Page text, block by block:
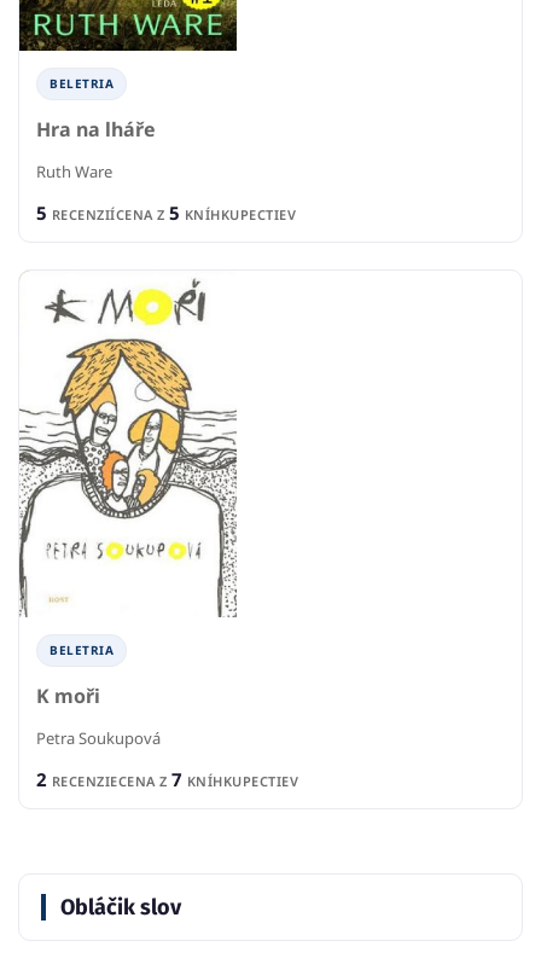
BELETRIA
Hra na lháře
Ruth Ware
5 RECENZIÍCENA Z 5 KNÍHKUPECTIEV
BELETRIA
K moři
Petra Soukupová
2 RECENZIECENA Z 7 KNÍHKUPECTIEV
Obláčik slov